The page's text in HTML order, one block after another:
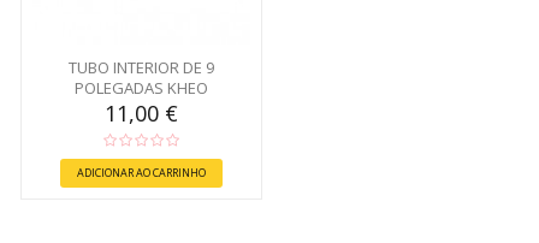
TUBO INTERIOR DE 9
POLEGADAS KHEO
11,00 €
ADICIONAR AO CARRINHO